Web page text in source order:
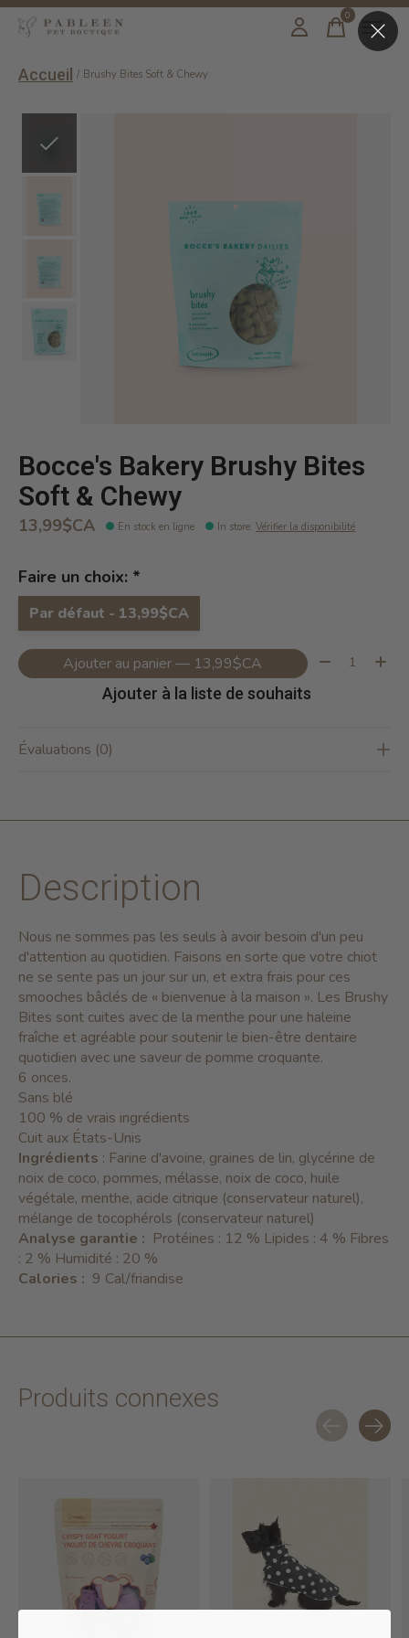
0items
Accueil / Brushy Bites Soft & Chewy
Bocce's Bakery Brushy Bites
Soft & Chewy
13,99$CA En stock en ligne In store:Vérifier la disponibilité
Faire un choix: *
Par défaut - 13,99$CA
Ajouter au panier — 13,99$CA Quantité:
Ajouter à la liste de souhaits
Évaluations (0)
Description
Nous ne sommes pas les seuls à avoir besoin d'un peu
d'attention au quotidien. Faisons en sorte que votre chiot
ne se sente pas un jour sur un, et extra frais pour ces
smooches bâclés de « bienvenue à la maison ». Les Brushy
Bites sont cuites avec de la menthe pour une haleine
fraîche et agréable pour soutenir le bien-être dentaire
quotidien avec une saveur de pomme croquante.
6 onces.
Sans blé
100 % de vrais ingrédients
Cuit aux États-Unis
Ingrédients : Farine d'avoine, graines de lin, glycérine de
noix de coco, pommes, mélasse, noix de coco, huile
végétale, menthe, acide citrique (conservateur naturel),
mélange de tocophérols (conservateur naturel)
Analyse garantie : Protéines : 12 % Lipides : 4 % Fibres
: 2 % Humidité : 20 %
Calories : 9 Cal/friandise
Produits connexes